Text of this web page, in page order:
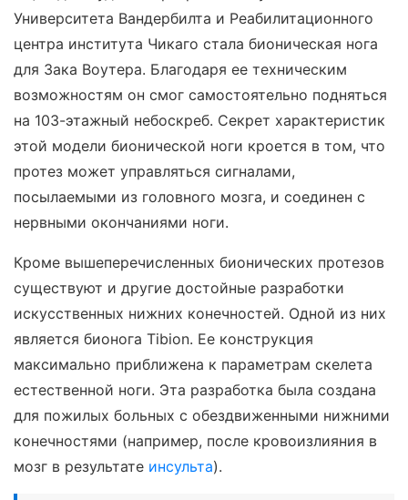
Университета Вандербилта и Реабилитационного
центра института Чикаго стала бионическая нога
для Зака Воутера. Благодаря ее техническим
возможностям он смог самостоятельно подняться
на 103-этажный небоскреб. Секрет характеристик
этой модели бионической ноги кроется в том, что
протез может управляться сигналами,
посылаемыми из головного мозга, и соединен с
нервными окончаниями ноги.
Кроме вышеперечисленных бионических протезов
существуют и другие достойные разработки
искусственных нижних конечностей. Одной из них
является бионога Tibion. Ее конструкция
максимально приближена к параметрам скелета
естественной ноги. Эта разработка была создана
для пожилых больных с обездвиженными нижними
конечностями (например, после кровоизлияния в
мозг в результате инсульта).